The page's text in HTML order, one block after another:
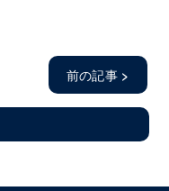
前の記事 >